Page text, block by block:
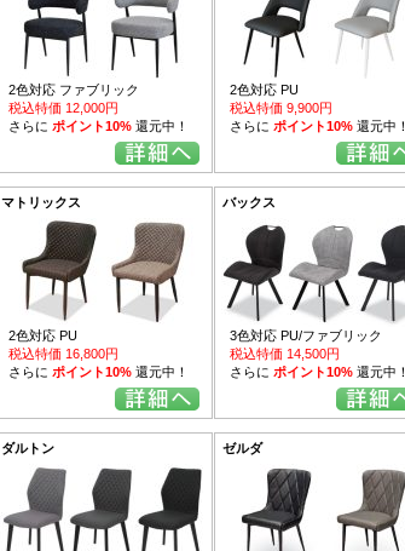
2色対応 ファブリック
税込特価 12,000円
さらに ポイント10%還元中！
2色対応 PU
税込特価 9,900円
さらに ポイント10%還元中！
マトリックス
2色対応 PU
税込特価 16,800円
さらに ポイント10%還元中！
バックス
3色対応 PU/ファブリック
税込特価 14,500円
さらに ポイント10%還元中！
ダルトン ゼルダ